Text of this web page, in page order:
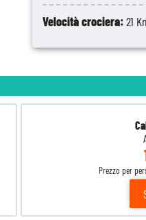
Velocità crociera:21
Prezzo per